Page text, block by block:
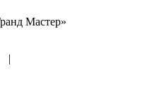
Мастер»
|